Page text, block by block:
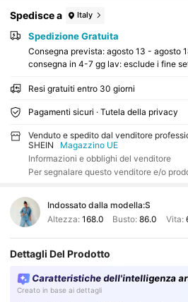
Spedisce a Italy
Spedizione Gratuita
Consegna prevista: agosto 13 - agosto
consegna in 4-7 gg lav: esclude i fine
Resi gratuiti entro 30 giorni
Pagamenti sicuri · Tutela della privacy
Venduto e spedito dal venditore
SHEIN
Magazzino UE
Informazioni e obblighi del venditore
Per segnalare questo venditore e/o
Indossato dalla modella:S
Altezza: 168.0 Busto:86.0 Vita:
Dettagli Del Prodotto
Caratteristiche dell'intelligenza
Creato in base ai dettagli